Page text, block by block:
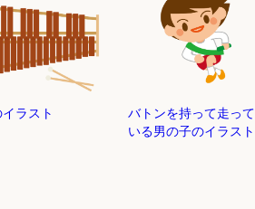
ラスト
バトンを持って走って
いる男の子のイラスト